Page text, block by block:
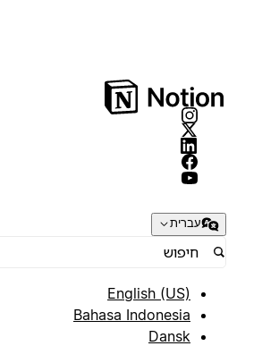
עברית
English (US)
Bahasa Indonesia
Dansk